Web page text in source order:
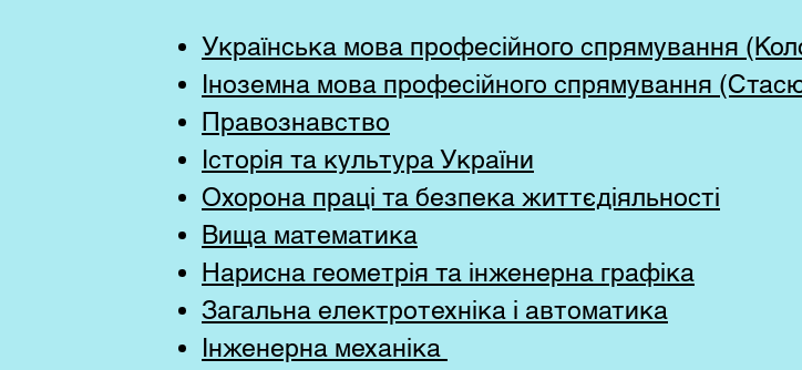
Українська мова професійного спрямування
Іноземна мова професійного спрямування
Правознавство
Історія та культура України
Охорона праці та безпека життєдіяльності
Вища математика
Нарисна геометрія та інженерна графіка
Загальна електротехніка і автоматика
Інженерна механіка